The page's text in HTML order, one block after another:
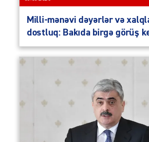
Milli-mənəvi dəyərlər və
dostluq: Bakıda birgə görüş